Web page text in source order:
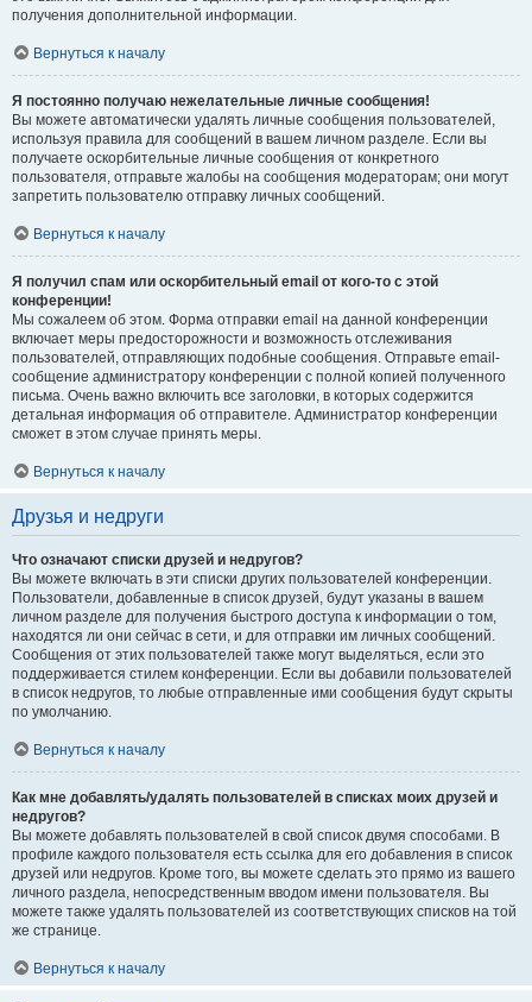
получения дополнительной информации.
Вернуться к началу
Я постоянно получаю нежелательные личные сообщения!
Вы можете автоматически удалять личные сообщения пользователей,
используя правила для сообщений в вашем личном разделе. Если вы
получаете оскорбительные личные сообщения от конкретного
пользователя, отправьте жалобы на сообщения модераторам; они могут
запретить пользователю отправку личных сообщений.
Вернуться к началу
Я получил спам или оскорбительный email от кого-то с этой
конференции!
Мы сожалеем об этом. Форма отправки email на данной конференции
включает меры предосторожности и возможность отслеживания
пользователей, отправляющих подобные сообщения. Отправьте email-
сообщение администратору конференции с полной копией полученного
письма. Очень важно включить все заголовки, в которых содержится
детальная информация об отправителе. Администратор конференции
сможет в этом случае принять меры.
Вернуться к началу
Друзья и недруги
Что означают списки друзей и недругов?
Вы можете включать в эти списки других пользователей конференции.
Пользователи, добавленные в список друзей, будут указаны в вашем
личном разделе для получения быстрого доступа к информации о том,
находятся ли они сейчас в сети, и для отправки им личных сообщений.
Сообщения от этих пользователей также могут выделяться, если это
поддерживается стилем конференции. Если вы добавили пользователей
в список недругов, то любые отправленные ими сообщения будут скрыты
по умолчанию.
Вернуться к началу
Как мне добавлять/удалять пользователей в списках моих друзей и
недругов?
Вы можете добавлять пользователей в свой список двумя способами. В
профиле каждого пользователя есть ссылка для его добавления в список
друзей или недругов. Кроме того, вы можете сделать это прямо из вашего
личного раздела, непосредственным вводом имени пользователя. Вы
можете также удалять пользователей из соответствующих списков на той
же странице.
Вернуться к началу